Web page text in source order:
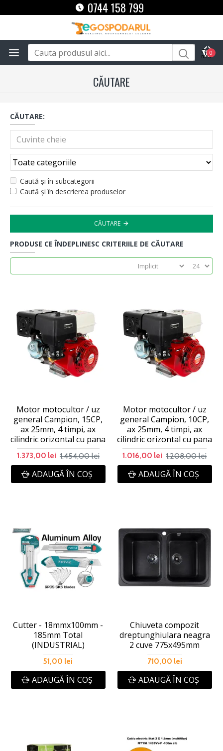
0744 158 799
0
CĂUTARE
CĂUTARE:
Caută și în subcategorii
Caută și în descrierea produselor
CĂUTARE
PRODUSE CE ÎNDEPLINESC CRITERIILE DE CĂUTARE
Motor motocultor / uz
general Campion, 15CP,
ax 25mm, 4 timpi, ax
cilindric orizontal cu pana
1.373,00 lei 1.454,00 lei
ADAUGĂ ÎN COŞ
Motor motocultor / uz
general Campion, 10CP,
ax 25mm, 4 timpi, ax
cilindric orizontal cu pana
1.016,00 lei 1.208,00 lei
ADAUGĂ ÎN COŞ
Cutter - 18mmx100mm -
185mm Total
(INDUSTRIAL)
51,00 lei
ADAUGĂ ÎN COŞ
Chiuveta compozit
dreptunghiulara neagra
2 cuve 775x495mm
710,00 lei
ADAUGĂ ÎN COŞ